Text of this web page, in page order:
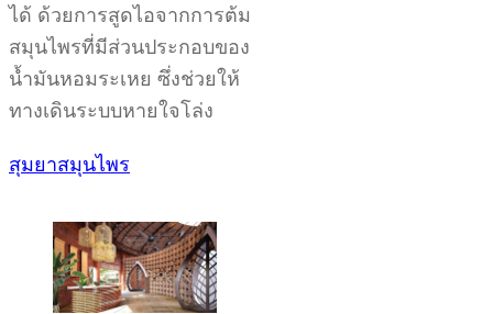
ได้ ด้วยการสูดไอจากการต้ม
สมุนไพรที่มีส่วนประกอบของ
น้ำมันหอมระเหย ซึ่งช่วยให้
ทางเดินระบบหายใจโล่ง
สุมยาสมุนไพร